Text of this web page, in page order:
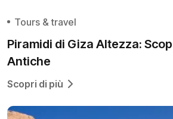
Tours & travel
Piramidi di Giza Altezza:
Antiche
Scopri di più